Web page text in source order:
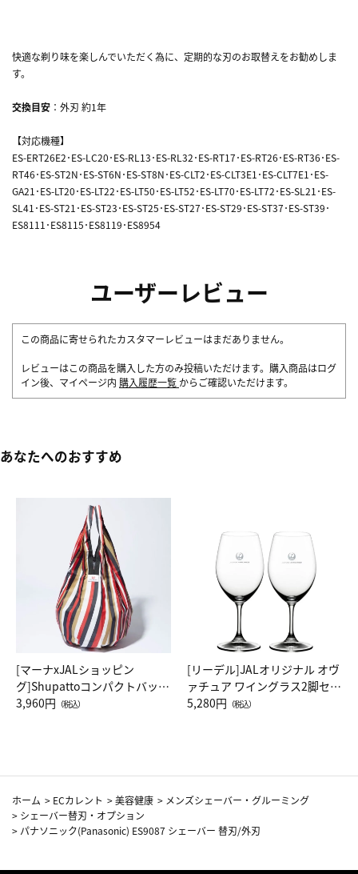
快適な剃り味を楽しんでいただく為に、定期的な刃のお取替えをお勧めしま
す。
交換目安 ：外刃 約1年
【対応機種】
ES-ERT26E2･ES-LC20･ES-RL13･ES-RL32･ES-RT17･ES-RT26･ES-RT36･ES-
RT46･ES-ST2N･ES-ST6N･ES-ST8N･ES-CLT2･ES-CLT3E1･ES-CLT7E1･ES-
GA21･ES-LT20･ES-LT22･ES-LT50･ES-LT52･ES-LT70･ES-LT72･ES-SL21･ES-
SL41･ES-ST21･ES-ST23･ES-ST25･ES-ST27･ES-ST29･ES-ST37･ES-ST39･
ES8111･ES8115･ES8119･ES8954
ユーザーレビュー
この商品に寄せられたカスタマーレビューはまだありません。
レビューはこの商品を購入した方のみ投稿いただけます。購入商品はログ
イン後、マイページ内 購入履歴一覧 からご確認いただけます。
あなたへのおすすめ
[マーナxJALショッピン
グ]Shupattoコンパクトバッグ
Drop JAL客室乗務員（LC）ス
3,960円 （税込）
[リーデル]JALオリジナル オヴ
ァチュア ワイングラス2脚セッ
ト（レッドワイン）
5,280円 （税込）
ホーム > ECカレント >美容健康 > メンズシェーバー・グルーミング
> シェーバー替刃・オプション
> パナソニック(Panasonic) ES9087 シェーバー 替刃/外刃